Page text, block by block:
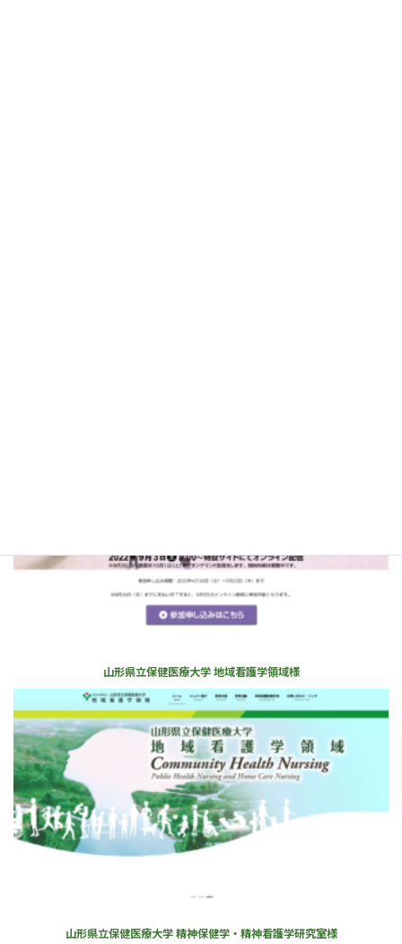
山形県立保健医療大学 地域看護学領域様
山形県立保健医療大学 精神保健学・精神看護学研究室様